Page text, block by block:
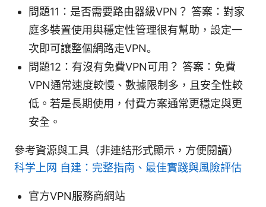
問題11：是否需要路由器級VPN？ 答案：對家
庭多裝置使用與穩定性管理很有幫助，設定一
次即可讓整個網路走VPN。
問題12：有沒有免費VPN可用？ 答案：免費
VPN通常速度較慢、數據限制多，且安全性較
低。若是長期使用，付費方案通常更穩定與更
安全。
參考資源與工具（非連結形式顯示，方便閱讀）
科学上网 自建：完整指南、最佳實踐與風險評估
官方VPN服務商網站